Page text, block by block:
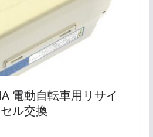
電動自転車用リサイ
ル交換